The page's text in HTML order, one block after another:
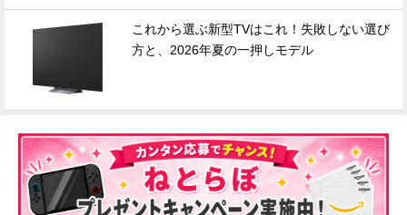
これから選ぶ新型TVはこれ！失敗しない選び
方と、2026年夏の一押しモデル